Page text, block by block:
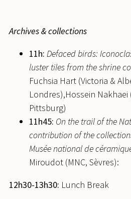
Archives & collections
11h: Defaced birds:
luster tiles from the shrine
Fuchsia Hart (Victoria &
Londres),Hossein Nakhaei
Pittsburg)
11h45: On the trail of the
contribution of the
Musée national de
Miroudot (MNC, Sèvres):
12h30-13h30: Lunch Break